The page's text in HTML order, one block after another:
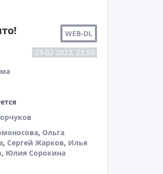
WEB-DL
23-02-2023, 23:50
, Ольга
, Сергей Жарков, Илья
, Юлия Сорокина